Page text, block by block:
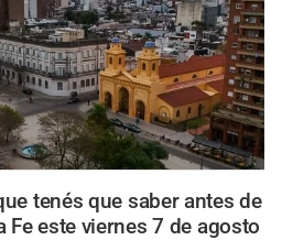
tenés que saber antes de
Fe este viernes 7 de agosto